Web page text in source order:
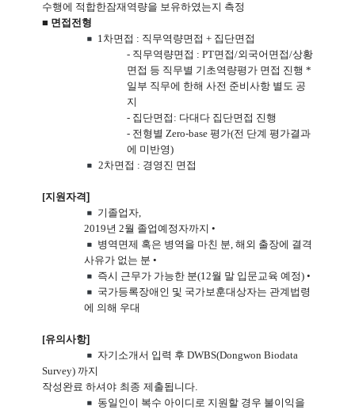
수행에 적합한잠재역량을 보유하였는지 측정
■ 면접전형
1차면접 : 직무역량면접 + 집단면접
- 직무역량면접 : PT면접/외국어면접/상황
면접 등 직무별 기초역량평가 면접 진행 *
일부 직무에 한해 사전 준비사항 별도 공
지
- 집단면접 : 다대다 집단면접 진행
- 전형별 Zero-base 평가(전 단계 평가결과
에 미반영)
2차면접 : 경영진 면접
[지원자격 ]
기졸업자,
2019년 2월 졸업예정자까지 •
병역면제 혹은 병역을 마친 분, 해외 출장에 결격
사유가 없는 분 •
즉시 근무가 가능한 분(12월 말 입문교육 예정) •
국가등록장애인 및 국가보훈대상자는 관계법령
에 의해 우대
[유의사항]
자기소개서 입력 후 DWBS(Dongwon Biodata
Survey) 까지
작성완료 하셔야 최종 제출됩니다.
동일인이 복수 아이디로 지원할 경우 불이익을